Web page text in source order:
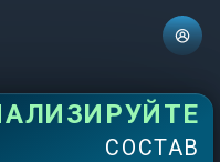
СОСТАВ